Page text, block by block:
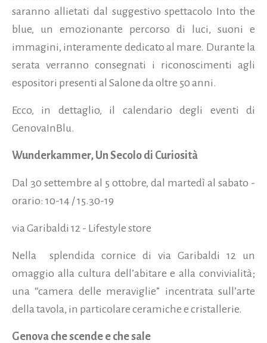
saranno allietati dal suggestivo spettacolo Into the
blue, un emozionante percorso di luci, suoni e
immagini, interamente dedicato al mare. Durante la
serata verranno consegnati i riconoscimenti agli
espositori presenti al Salone da oltre 50 anni.
Ecco, in dettaglio, il calendario degli eventi di
GenovaInBlu.
Wunderkammer, Un Secolo di Curiosità
Dal 30 settembre al 5 ottobre, dal martedì al sabato -
orario: 10-14 / 15.30-19
via Garibaldi 12 - Lifestyle store
Nella splendida cornice di via Garibaldi 12 un
omaggio alla cultura dell’abitare e alla convivialità;
una “camera delle meraviglie” incentrata sull’arte
della tavola, in particolare ceramiche e cristallerie.
Genova che scende e che sale